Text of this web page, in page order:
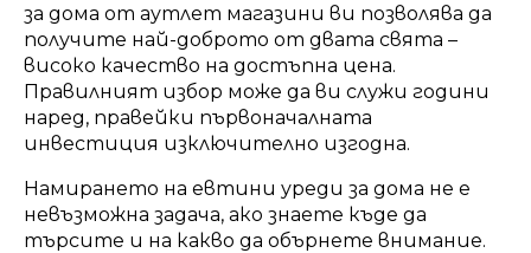
за дома от аутлет магазини ви позволява да
получите най-доброто от двата свята –
високо качество на достъпна цена.
Правилният избор може да ви служи години
наред, правейки първоначалната
инвестиция изключително изгодна.
Намирането на евтини уреди за дома не е
невъзможна задача, ако знаете къде да
търсите и на какво да обърнете внимание.